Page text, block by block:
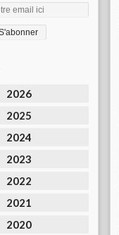
2026
2025
2024
2023
2022
2021
2020